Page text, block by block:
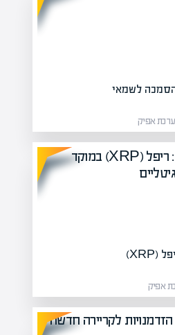
הדולר שב לדפוק על
לשמאי
שוק הקריפטו ב-2026: ריפל (XRP)